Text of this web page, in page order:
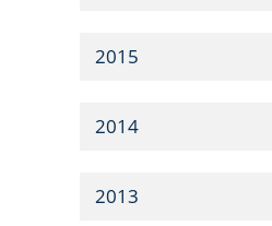
2015
2014
2013